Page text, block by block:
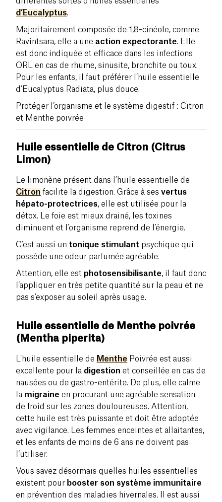
d’Eucalyptus.
Majoritairement composée de 1,8-cinéole, comme
Ravintsara, elle a une action expectorante. Elle
est donc indiquée et efficace dans les infections
ORL en cas de rhume, sinusite, bronchite ou toux.
Pour les enfants, il faut préférer l’huile essentielle
d’Eucalyptus Radiata, plus douce.
Protéger l’organisme et le système digestif : Citron
et Menthe poivrée
Huile essentielle de Citron (Citrus
Limon)
Le limonène présent dans l’huile essentielle de
Citron facilite la digestion. Grâce à ses vertus
hépato-protectrices, elle est utilisée pour la
détox. Le foie est mieux drainé, les toxines
diminuent et l’organisme reprend de l’énergie.
C’est aussi un tonique stimulant psychique qui
possède une odeur parfumée agréable.
Attention, elle est photosensibilisante, il faut donc
l’appliquer en très petite quantité sur la peau et ne
pas s’exposer au soleil après usage.
Huile essentielle de Menthe poivrée
(Mentha piperita)
L'huile essentielle de Menthe Poivrée est aussi
excellente pour la digestion et conseillée en cas de
nausées ou de gastro-entérite. De plus, elle calme
la migraine en procurant une agréable sensation
de froid sur les zones douloureuses. Attention,
cette huile est très puissante et doit être adoptée
avec vigilance. Les femmes enceintes et allaitantes,
et les enfants de moins de 6 ans ne doivent pas
l’utiliser.
Vous savez désormais quelles huiles essentielles
existent pour booster son système immunitaire
en prévention des maladies hivernales. Il est aussi